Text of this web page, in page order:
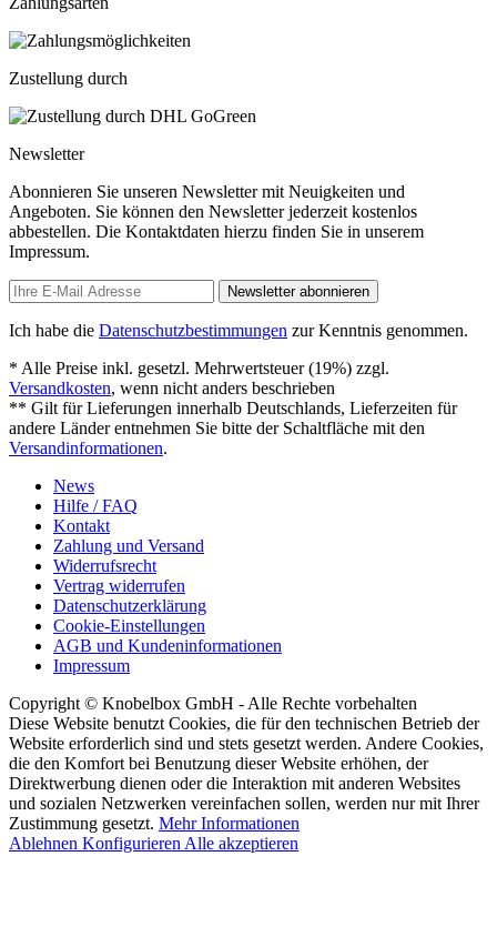
Zustellung durch
Newsletter
Abonnieren Sie unseren Newsletter mit Neuigkeiten und
Angeboten. Sie können den Newsletter jederzeit kostenlos
abbestellen. Die Kontaktdaten hierzu finden Sie in unserem
Impressum.
Newsletter abonnieren
Ich habe die Datenschutzbestimmungen zur Kenntnis genommen.
* Alle Preise inkl. gesetzl. Mehrwertsteuer (19%) zzgl.
Versandkosten, wenn nicht anders beschrieben
** Gilt für Lieferungen innerhalb Deutschlands, Lieferzeiten für
andere Länder entnehmen Sie bitte der Schaltfläche mit den
Versandinformationen.
News
Hilfe / FAQ
Kontakt
Zahlung und Versand
Widerrufsrecht
Vertrag widerrufen
Datenschutzerklärung
Cookie-Einstellungen
AGB und Kundeninformationen
Impressum
Copyright © Knobelbox GmbH - Alle Rechte vorbehalten
Diese Website benutzt Cookies, die für den technischen Betrieb der
Website erforderlich sind und stets gesetzt werden. Andere Cookies,
die den Komfort bei Benutzung dieser Website erhöhen, der
Direktwerbung dienen oder die Interaktion mit anderen Websites
und sozialen Netzwerken vereinfachen sollen, werden nur mit Ihrer
Zustimmung gesetzt. Mehr Informationen
Ablehnen Konfigurieren Alle akzeptieren